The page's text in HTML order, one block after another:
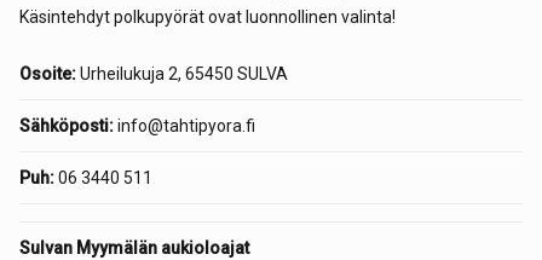
Käsintehdyt polkupyörät ovat luonnollinen valinta!
Osoite:Urheilukuja 2, 65450 SULVA
Sähköposti:info@tahtipyora.fi
Puh:06 3440 511
Sulvan Myymälän aukioloajat